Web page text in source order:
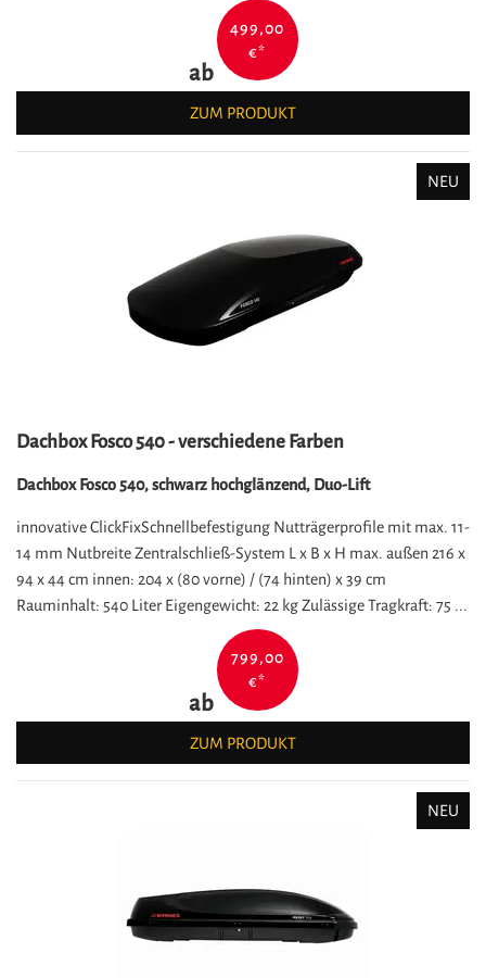
ab
499,00
€*
ZUM PRODUKT
NEU
Dachbox Fosco 540 - verschiedene Farben
Dachbox Fosco 540, schwarz hochglänzend, Duo-Lift
innovative ClickFixSchnellbefestigung Nutträgerprofile mit max. 11-
14 mm Nutbreite Zentralschließ-System L x B x H max. außen 216 x
94 x 44 cm innen: 204 x (80 vorne) / (74 hinten) x 39 cm
Rauminhalt: 540 Liter Eigengewicht: 22 kg Zulässige Tragkraft: 75 ...
ab
799,00
€*
ZUM PRODUKT
NEU